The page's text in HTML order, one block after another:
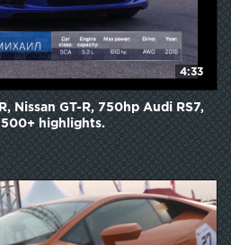
4:33
Nissan GT-R, 750hp Audi RS7,
500+ highlights.